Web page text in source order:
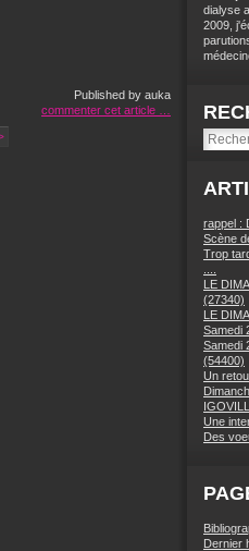
Published by auka
commenter cet article
dialyse
2009,
rappel :
Scène
Trop
LE
(27340)
LE
Samedi
Samedi
(54400)
Un
Une
Des
Dernier